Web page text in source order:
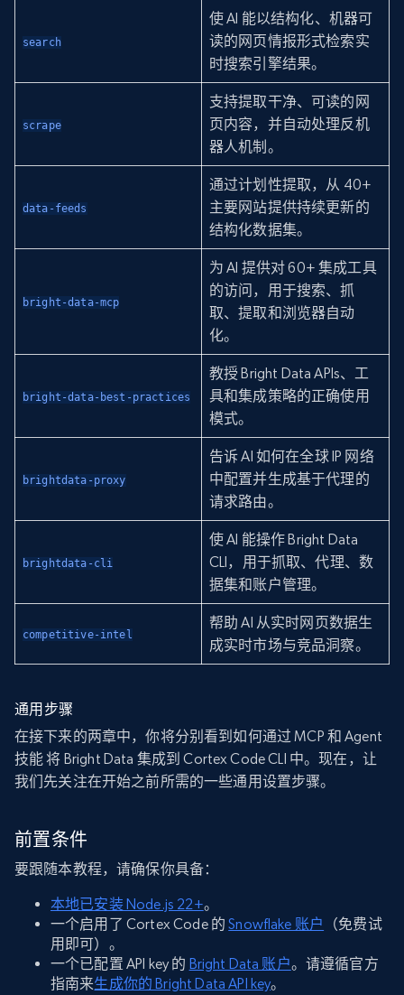
search
使 AI 能以结构化、机器可
读的网页情报形式检索实
时搜索引擎结果。
scrape
支持提取干净、可读的网
页内容，并自动处理反机
器人机制。
data-feeds
通过计划性提取，从 40+
主要网站提供持续更新的
结构化数据集。
bright-data-mcp
为 AI 提供对 60+ 集成工具
的访问，用于搜索、抓
取、提取和浏览器自动
化。
bright-data-best-practices
教授 Bright Data APIs、工
具和集成策略的正确使用
模式。
brightdata-proxy
告诉 AI 如何在全球 IP 网络
中配置并生成基于代理的
请求路由。
brightdata-cli
使 AI 能操作 Bright Data
CLI，用于抓取、代理、数
据集和账户管理。
competitive-intel
帮助 AI 从实时网页数据生
成实时市场与竞品洞察。
通用步骤
在接下来的两章中，你将分别看到如何通过 MCP 和 Agent
技能 将 Bright Data 集成到 Cortex Code CLI 中。现在，让
我们先关注在开始之前所需的一些通用设置步骤。
前置条件
要跟随本教程，请确保你具备：
本地已安装 Node.js 22+。
一个启用了 Cortex Code 的Snowflake 账户
（免费试
用即可）。
一个已配置 API key 的 Bright Data 账户。请遵循官方
指南来生成你的 Bright Data API key。